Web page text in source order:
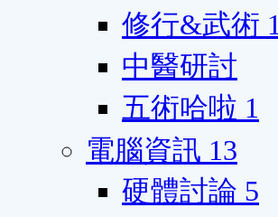
修行&武術 1
中醫研討
五術哈啦 1
電腦資訊 13
硬體討論 5